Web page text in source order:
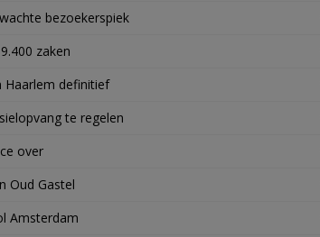
bezoekerspiek
zaken
Haarlem definitief
te regelen
over
Oud Gastel
Amsterdam